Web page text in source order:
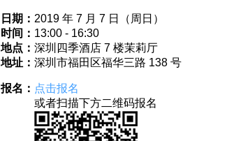
日期： 2019 年 7 月 7 日（周日）
时间： 13:00 - 16:30
地点： 深圳四季酒店 7 楼茉莉厅
地址： 深圳市福田区福华三路 138 号
报名： 点击报名
或者扫描下方二维码报名